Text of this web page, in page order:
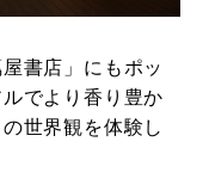
書店」にもポッ
でより香り豊か
世界観を体験し